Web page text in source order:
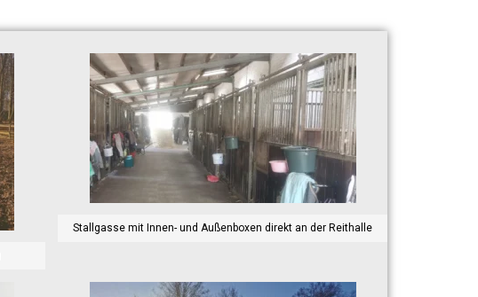
Stallgasse mit Innen- und Außenboxen direkt an der Reithalle